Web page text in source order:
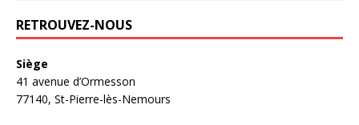
RETROUVEZ-NOUS
Siège
41 avenue d’Ormesson
77140, St-Pierre-lès-Nemours